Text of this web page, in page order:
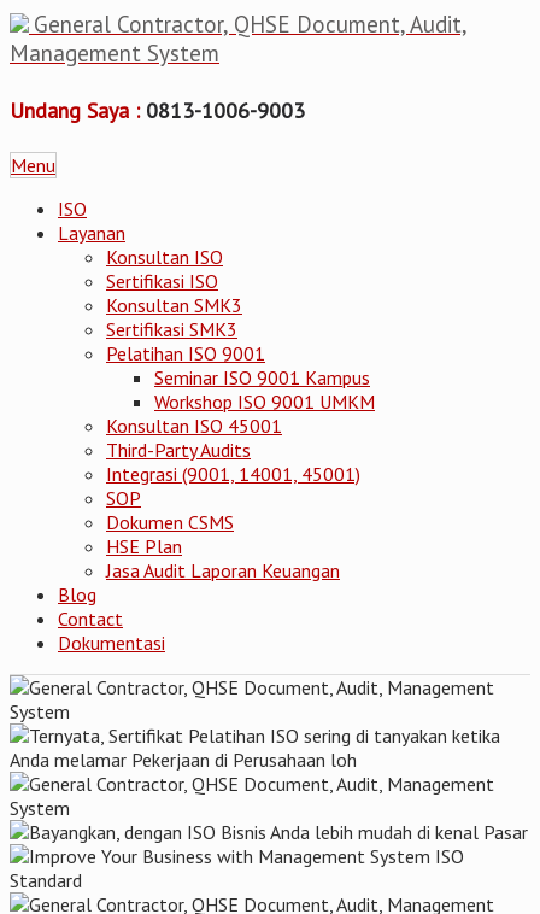
General Contractor, QHSE Document, Audit,
Management System
Undang Saya : 0813-1006-9003
Menu
ISO
Layanan
Konsultan ISO
Sertifikasi ISO
Konsultan SMK3
Sertifikasi SMK3
Pelatihan ISO 9001
Seminar ISO 9001 Kampus
Workshop ISO 9001 UMKM
Konsultan ISO 45001
Third-Party Audits
Integrasi (9001, 14001, 45001)
SOP
Dokumen CSMS
HSE Plan
Jasa Audit Laporan Keuangan
Blog
Contact
Dokumentasi